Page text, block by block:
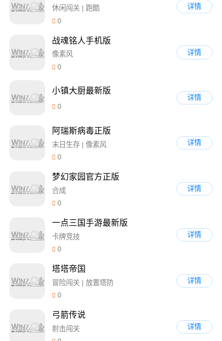
休闲闯关 | 跑酷
0
详情
战魂铭人手机版
像素风
0
详情
小镇大厨最新版
0
详情
阿瑞斯病毒正版
末日生存 | 像素风
0
详情
梦幻家园官方正版
合成
0
详情
一点三国手游最新版
卡牌竞技
0
详情
塔塔帝国
冒险闯关 | 放置塔防
0
详情
弓箭传说
射击闯关
详情